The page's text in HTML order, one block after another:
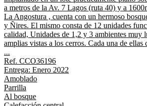
a metros de la Av. 7 Lagos (ruta 40) y a
La Angostura , cuenta con un hermoso
y Ñires. El mismo consta de 12 unidades
calidad, Unidades de 1,2 y 3 ambientes muy
amplias vistas a los cerros. Cada una de ellas
...
Ref. CCO36196
Entrega: Enero 2022
Amoblado
Parrilla
Al bosque